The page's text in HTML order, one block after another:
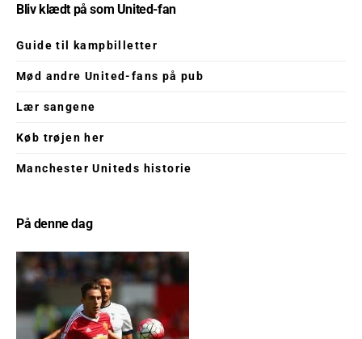
Bliv klædt på som United-fan
Guide til kampbilletter
Mød andre United-fans på pub
Lær sangene
Køb trøjen her
Manchester Uniteds historie
På denne dag